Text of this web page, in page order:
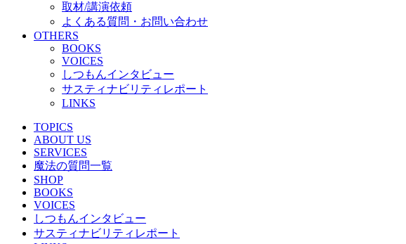
取材/講演依頼
よくある質問・お問い合わせ
OTHERS
BOOKS
VOICES
しつもんインタビュー
サスティナビリティレポート
LINKS
TOPICS
ABOUT US
SERVICES
魔法の質問一覧
SHOP
BOOKS
VOICES
しつもんインタビュー
サスティナビリティレポート